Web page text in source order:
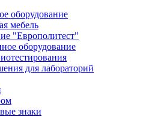
оборудование
мебель
"Европолитест"
оборудование
для лабораторий
знаки